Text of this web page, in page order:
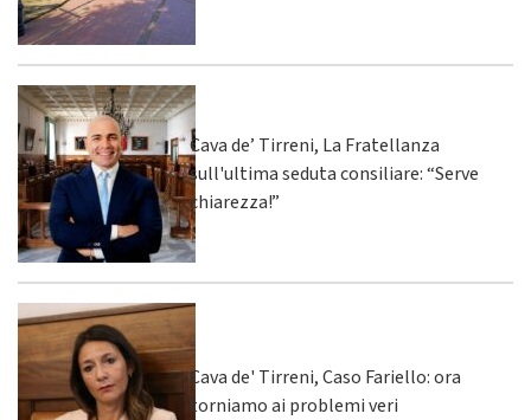
Cava de’ Tirreni, La Fratellanza
sull'ultima seduta consiliare: “Serve
chiarezza!”
Cava de' Tirreni, Caso Fariello: ora
torniamo ai problemi veri